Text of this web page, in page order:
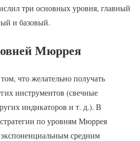
три основных уровня, главный
и базовый.
Мюррея
что желательно получать
инструментов (свечные
индикаторов и т. д.). В
по уровням Мюррея
средним